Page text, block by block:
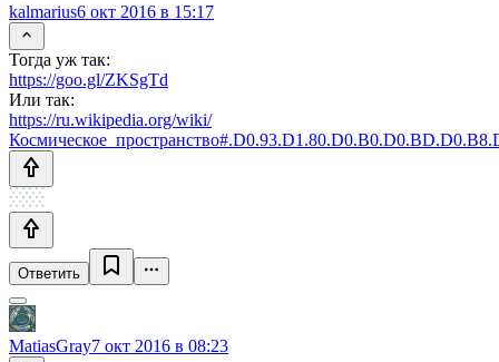
kalmarius6 окт 2016 в 15:17
Тогда уж так:
https://goo.gl/ZKSgTd
Или так:
https://ru.wikipedia.org/wiki/
Ответить
MatiasGray7 окт 2016 в 08:23